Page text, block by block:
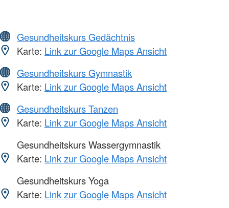
Gesundheitskurs Gedächtnis
Karte: Link zur Google Maps Ansicht
Gesundheitskurs Gymnastik
Karte: Link zur Google Maps Ansicht
Gesundheitskurs Tanzen
Karte: Link zur Google Maps Ansicht
Gesundheitskurs Wassergymnastik
Karte: Link zur Google Maps Ansicht
Gesundheitskurs Yoga
Karte: Link zur Google Maps Ansicht